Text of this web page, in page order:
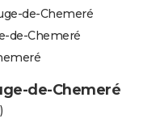
de-Chemeré
de-Chemeré
de-Chemeré